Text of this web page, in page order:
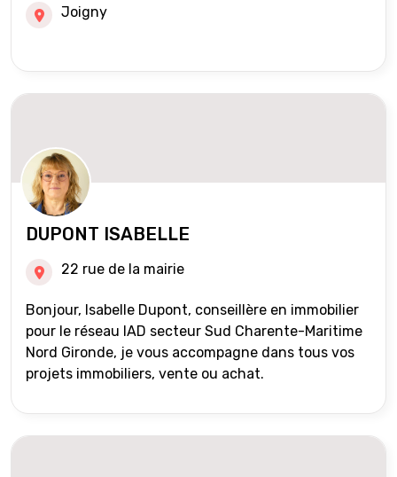
Joigny
DUPONT ISABELLE
22 rue de la mairie
Bonjour, Isabelle Dupont, conseillère en immobilier
pour le réseau IAD secteur Sud Charente-Maritime
Nord Gironde, je vous accompagne dans tous vos
projets immobiliers, vente ou achat.